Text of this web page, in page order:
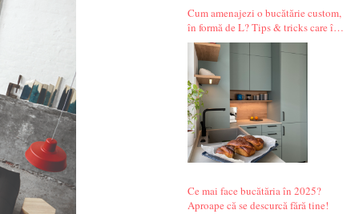
Cum amenajezi o bucătărie custom,
în formă de L? Tips & tricks care îți
fac alegerile mai simple.
Ce mai face bucătăria în 2025?
Aproape că se descurcă fără tine!